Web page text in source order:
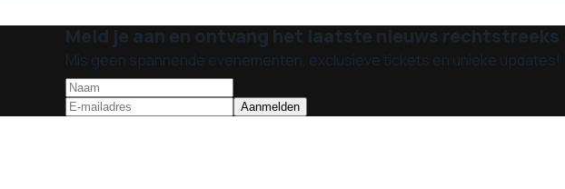
Meld je aan en ontvang het laatste nieuws rechtstreeks
Mis geen spannende evenementen, exclusieve tickets en unieke updates!